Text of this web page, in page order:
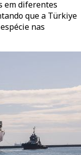
em diferentes
que a Türkiye
nas